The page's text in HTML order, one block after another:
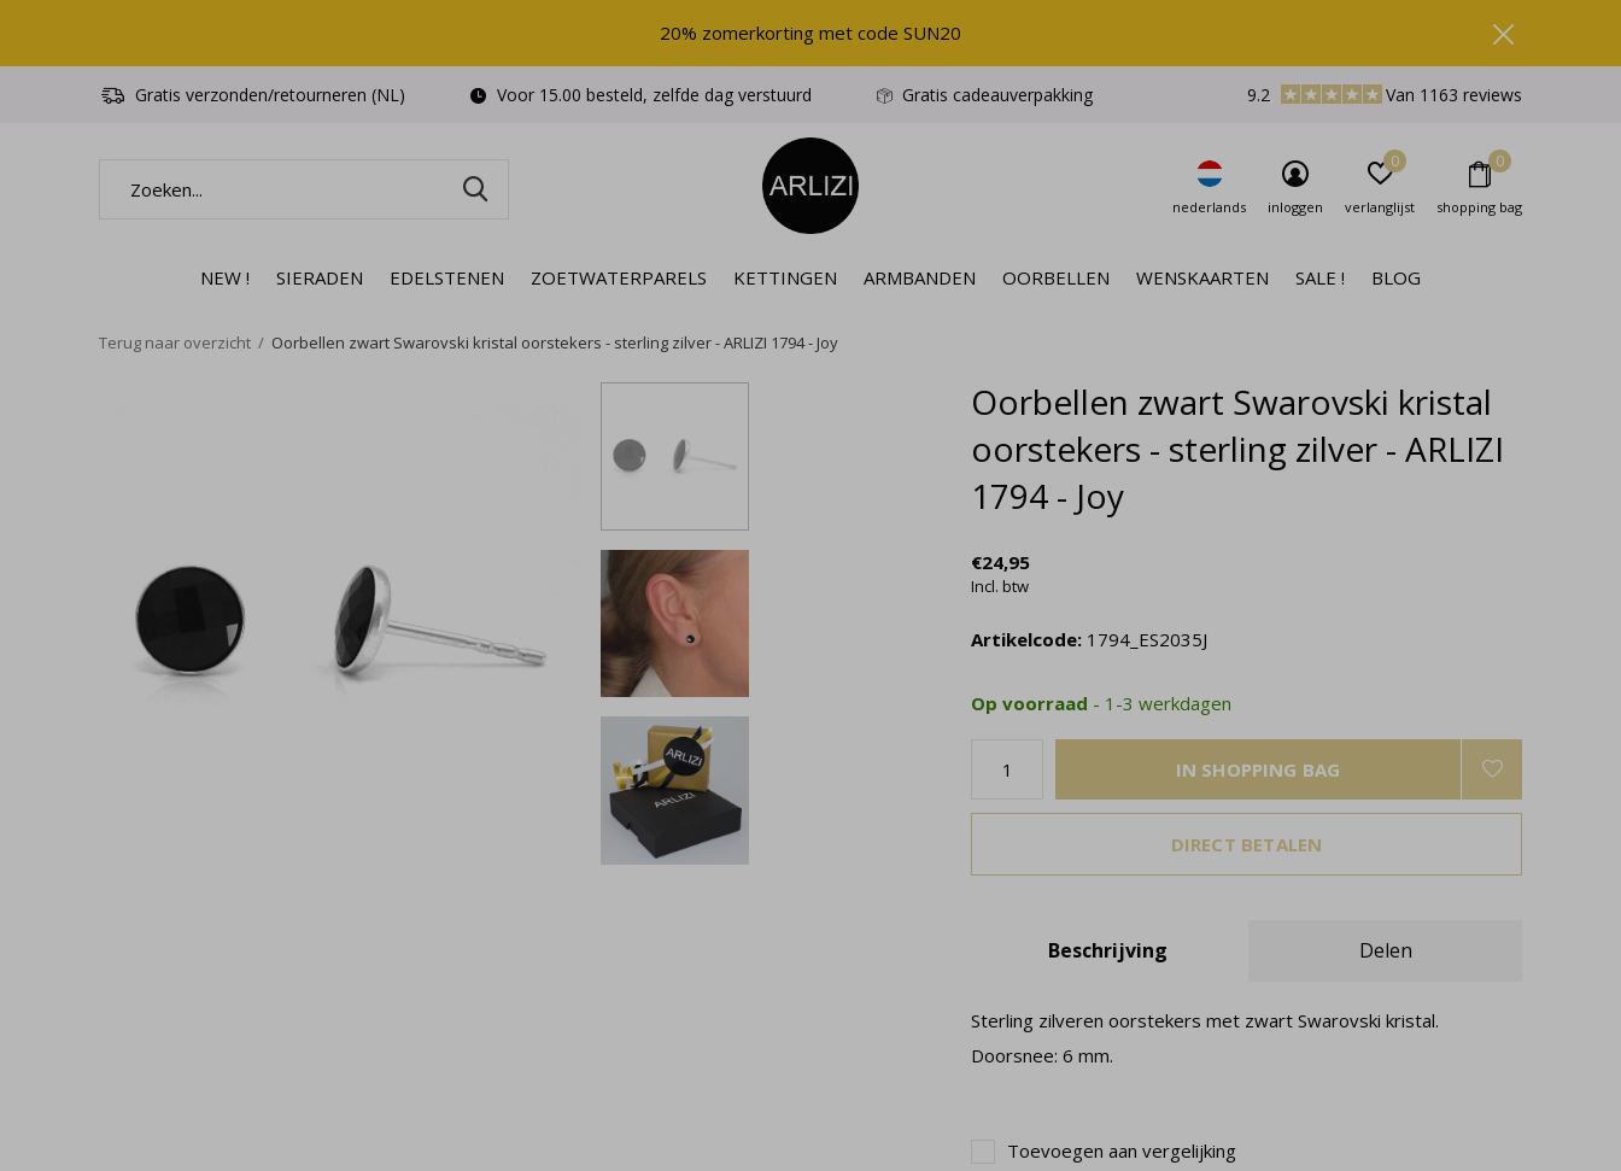
NEW ! SIERADEN EDELSTENEN ZOETWATERPARELS KETTINGEN ARMBANDEN OORBELLEN WENSKAARTEN SALE ! BLOG
nederlands inloggen verlanglijst
0
shopping bag
0
Gratis verzonden/retourneren (NL) Voor 15.00 besteld, zelfde dag verstuurd Gratis cadeauverpakking 9.2 Van 1163 reviews
20% zomerkorting met code SUN20
Terug naar overzicht Oorbellen zwart Swarovski kristal oorstekers - sterling zilver - ARLIZI 1794 - Joy
Oorbellen zwart Swarovski kristal
oorstekers - sterling zilver - ARLIZI
1794 - Joy
€24,95
Incl. btw
Artikelcode: 1794_ES2035J
Op voorraad - 1-3 werkdagen
IN SHOPPING BAG
DIRECT BETALEN
Beschrijving Delen
Sterling zilveren oorstekers met zwart Swarovski kristal.
Doorsnee: 6 mm.
Toevoegen aan vergelijking